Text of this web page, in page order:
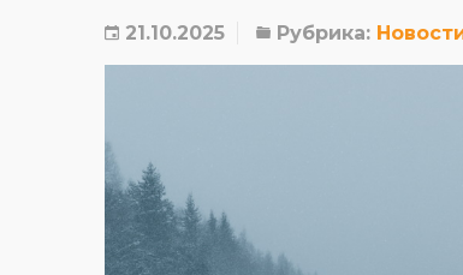
21.10.2025 Рубрика: